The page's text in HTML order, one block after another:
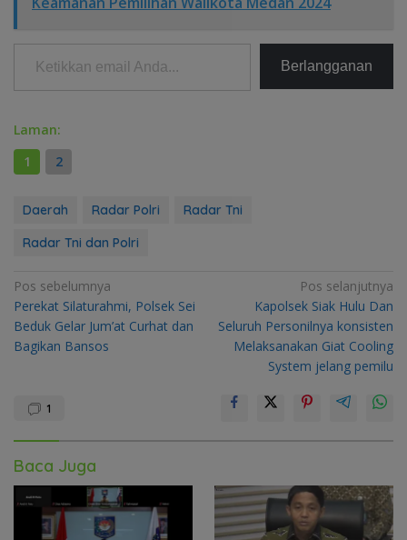
Ketikkan email Anda...
Berlangganan
Laman:
1
2
Daerah Radar Polri
Radar Tni
Radar Tni dan Polri
Navigasi
pos
Pos sebelumnya
Perekat Silaturahmi, Polsek Sei
Beduk Gelar Jum’at Curhat dan
Bagikan Bansos
Pos selanjutnya
Kapolsek Siak Hulu Dan
Seluruh Personilnya konsisten
Melaksanakan Giat Cooling
System jelang pemilu
1
Baca Juga